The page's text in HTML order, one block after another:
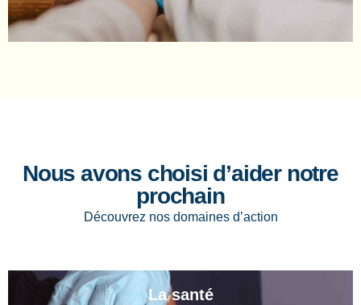
Nous avons choisi d’aider notre
prochain
Découvrez nos domaines d’action
La santé